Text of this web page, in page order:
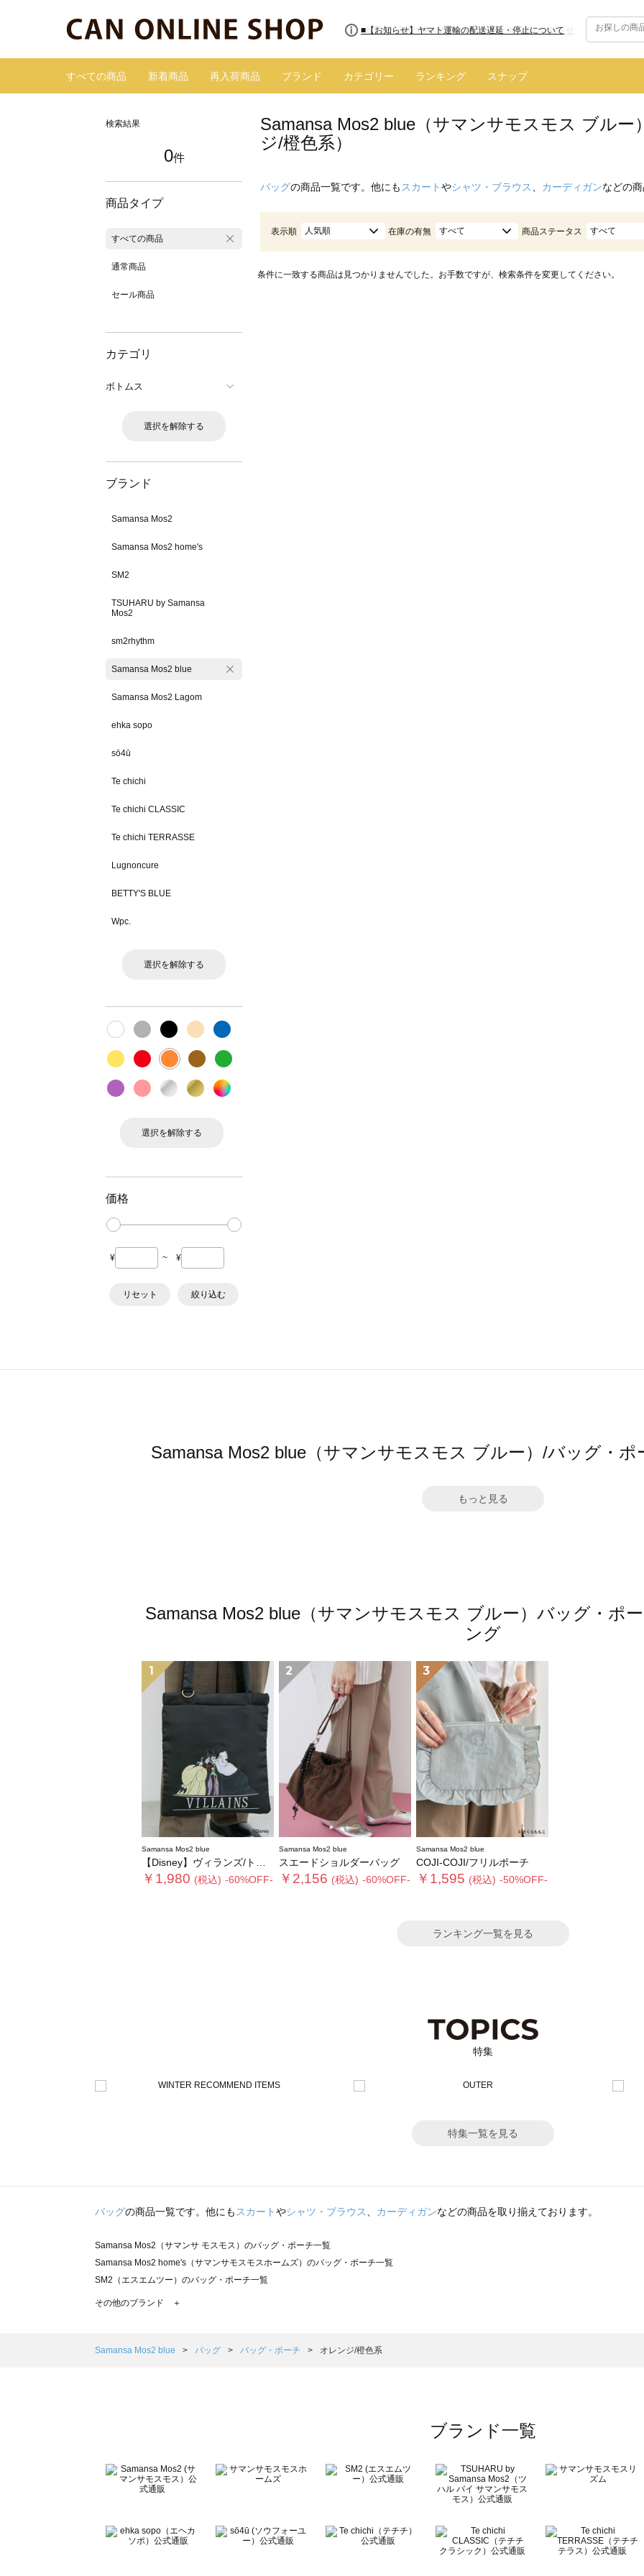
■8/13(木)AM2:00～サイトメンテナンス実施のお知らせ
すべての商品 新着商品 再入荷商品 ブランド カテゴリー ランキング スナップ
検索結果
0件
商品タイプ
すべての商品
通常商品
セール商品
カテゴリ
ボトムス
選択を解除する
ブランド
Samansa Mos2
Samansa Mos2 home's
SM2
TSUHARU by Samansa
Mos2
sm2rhythm
Samansa Mos2 blue
Samansa Mos2 Lagom
ehka sopo
sō4ū
Te chichi
Te chichi CLASSIC
Te chichi TERRASSE
Lugnoncure
BETTY'S BLUE
Wpc.
選択を解除する
選択を解除する
価格
¥ ~ ¥
リセット 絞り込む
Samansa Mos2 blue（サマンサモスモス ブルー
ジ/橙色系）
バッグの商品一覧です。他にも スカートやシャツ・ブラウス カーディガンなどの
表示順 人気順 在庫の有無 すべて 商品ステータス すべて
条件に一致する商品は見つかりませんでした。お手数ですが、検索条件を変更してください。
Samansa Mos2 blue（サマンサモスモス ブルー）/バッグ・
もっと見る
Samansa Mos2 blue（サマンサモスモス ブルー）バッグ・ポ
ング
1
Samansa Mos2 blue
【Disney】ヴィランズ/トートバッグ
￥1,980 (税込) -60%OFF-
2
Samansa Mos2 blue
スエードショルダーバッグ
￥2,156 (税込) -60%OFF-
3
Samansa Mos2 blue
COJI-COJI/フリルポーチ
￥1,595 (税込) -50%OFF-
ランキング一覧を見る
特集
特集一覧を見る
バッグの商品一覧です。他にもスカートやシャツ・ブラウス、 カーディガンなどの商品を取り揃えております。
Samansa Mos2（サマンサ モスモス）のバッグ・ポーチ一覧
Samansa Mos2 home's（サマンサモスモスホームズ）のバッグ・ポーチ一覧
SM2（エスエムツー）のバッグ・ポーチ一覧
TSUHARU by Samansa Mos2（ツハルバイサマンサモスモス）のバッグ・ポーチ一覧
Samansa Mos2 Lagom（サマンサモスモス ラーゴム）のバッグ・ポーチ一覧
BETTY'S BLUE（べティーズブルー）のバッグ・ポーチ一覧
Wpc.（ワールドパーティー）のバッグ・ポーチ一覧
その他のブランド ＋
Samansa Mos2 blue バッグ バッグ・ポーチ オレンジ/橙色系
ブランド一覧